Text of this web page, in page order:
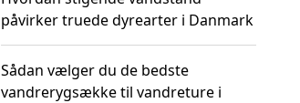
påvirker truede dyrearter i Danmark
Sådan vælger du de bedste
vandrerygsække til vandreture i